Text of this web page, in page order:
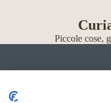
Piccole cose,